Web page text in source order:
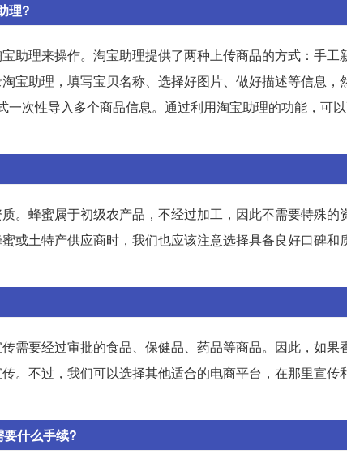
理?
助理来操作。淘宝助理提供了两种上传商品的方式：手工
宝助理，填写宝贝名称、选择好图片、做好描述等信息，
次性导入多个商品信息。通过利用淘宝助理的功能，可
。蜂蜜属于初级农产品，不经过加工，因此不需要特殊的
或土特产供应商时，我们也应该注意选择具备良好口碑和
需要经过审批的食品、保健品、药品等商品。因此，如果
。不过，我们可以选择其他适合的电商平台，在那里宣传
什么手续?